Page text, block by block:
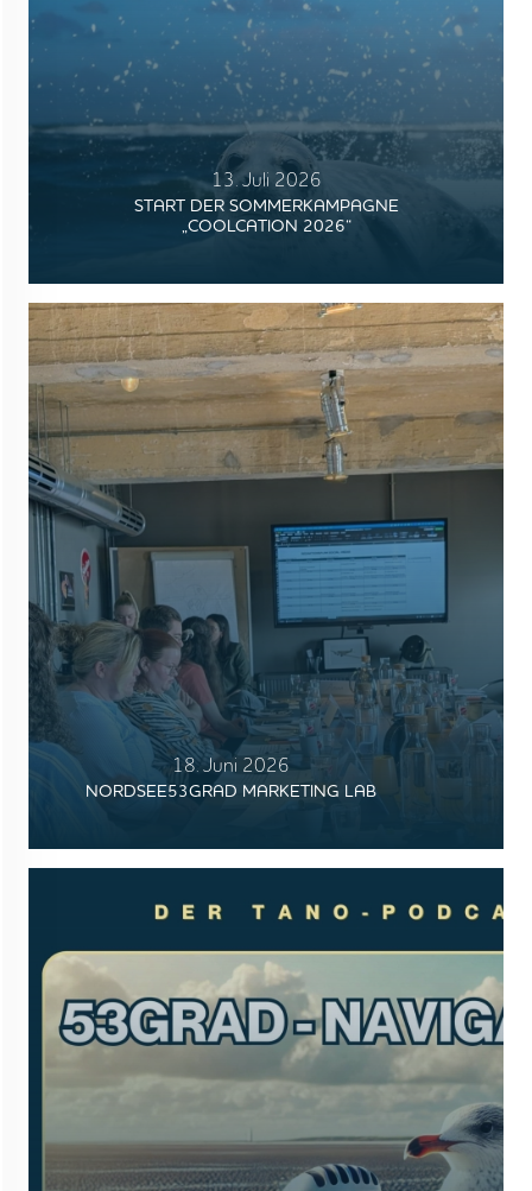
STARTSEITE
UNTERNEHMEN
VORGEHEN
ANGEBOTE
WISSEN
AKTUELLES
13. Juli 2026
START DER SOMMERKAMPAGNE
„COOLCATION 2026“
18. Juni 2026
NORDSEE53GRAD MARKETING LAB